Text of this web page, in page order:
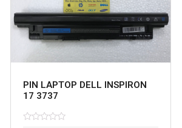
PIN LAPTOP DELL INSPIRON
17 3737